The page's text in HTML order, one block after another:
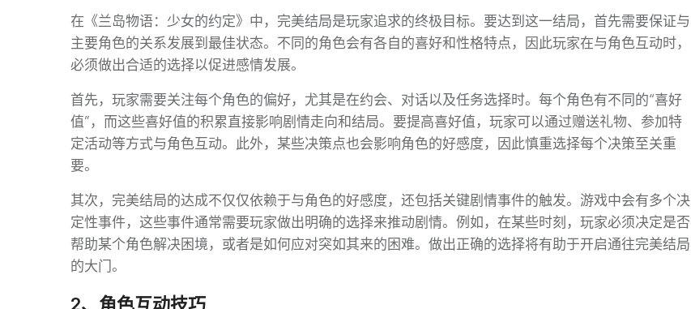
在《兰岛物语：少女的约定》中，完美结局是玩家追求的终极目标。要达到这一结局，首先需要保证与
主要角色的关系发展到最佳状态。不同的角色会有各自的喜好和性格特点，因此玩家在与角色互动时，
必须做出合适的选择以促进感情发展。
首先，玩家需要关注每个角色的偏好，尤其是在约会、对话以及任务选择时。每个角色有不同的“喜好
值”，而这些喜好值的积累直接影响剧情走向和结局。要提高喜好值，玩家可以通过赠送礼物、参加特
定活动等方式与角色互动。此外，某些决策点也会影响角色的好感度，因此慎重选择每个决策至关重
要。
其次，完美结局的达成不仅仅依赖于与角色的好感度，还包括关键剧情事件的触发。游戏中会有多个决
定性事件，这些事件通常需要玩家做出明确的选择来推动剧情。例如，在某些时刻，玩家必须决定是否
帮助某个角色解决困境，或者是如何应对突如其来的困难。做出正确的选择将有助于开启通往完美结局
的大门。
2、角色互动技巧